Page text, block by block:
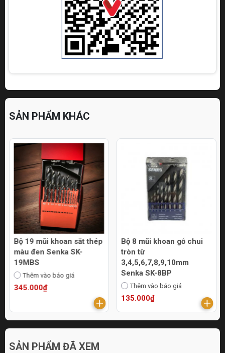
SẢN PHẨM KHÁC
Bộ 19 mũi khoan sắt thép
màu đen Senka SK-
19MBS
Thêm vào báo giá
345.000₫
Bộ 8 mũi khoan gỗ chui
tròn từ
3,4,5,6,7,8,9,10mm
Senka SK-8BP
Thêm vào báo giá
135.000₫
SẢN PHẨM ĐÃ XEM